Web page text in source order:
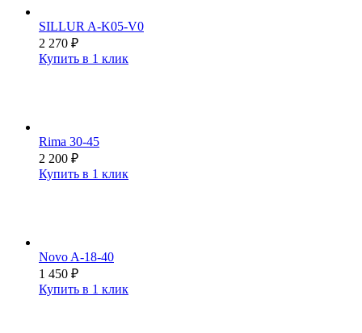
SILLUR A-K05-V0
2 270 ₽
Купить в 1 клик
Rima 30-45
2 200 ₽
Купить в 1 клик
Novo A-18-40
1 450 ₽
Купить в 1 клик